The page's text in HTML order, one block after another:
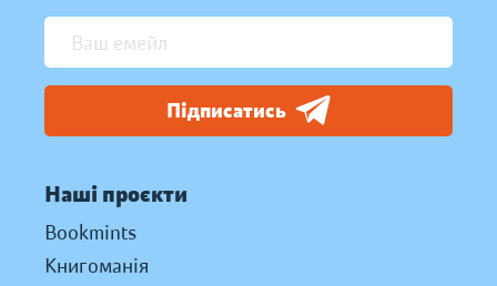
Підписатись
Наші проєкти
Bookmints
Книгоманія